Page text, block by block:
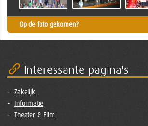
Op de foto gekomen?
Interessante pagina's
Zakelijk
Informatie
Theater & Film